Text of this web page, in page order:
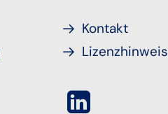
Kontakt
Lizenzhinweis